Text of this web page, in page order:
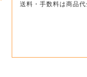
送料・手数料は商品